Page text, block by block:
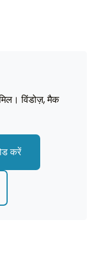
विंडोज़, मैक
करें